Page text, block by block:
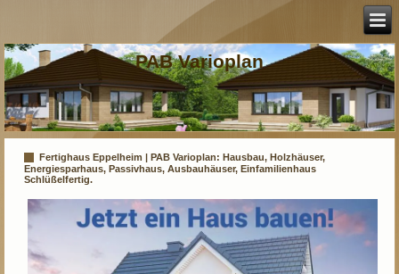
PAB Varioplan
Fertighaus Eppelheim | PAB Varioplan: Hausbau, Holzhäuser,
Energiesparhaus, Passivhaus, Ausbauhäuser, Einfamilienhaus
Schlüßelfertig.